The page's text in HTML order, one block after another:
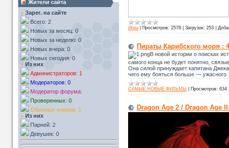
Жители сайта
» Зарег. на сайте
Всего: 2
Новых за месяц: 0
Новых за неделю: 0
Новых вчера: 0
Новых сегодня: 0
» Из них
Администраторов: 1
Модераторов: 0
Модератор форума:
Проверенных: 0
Обычных юзеров: 1
» Из них
Парней: 2
Девушек: 0
Игры Просмотров: 2578 Загрузок: 253
Пираты Карибского моря :
В новой истории о поисках
самого конца не будет понятно,
Она силой принуждает капитана
чего ему бояться больше — ужасного
САМЫЕ НОВЫЕ ФИЛЬМЫ Просмотров: 634
Dragon Age 2 / Dragon Age